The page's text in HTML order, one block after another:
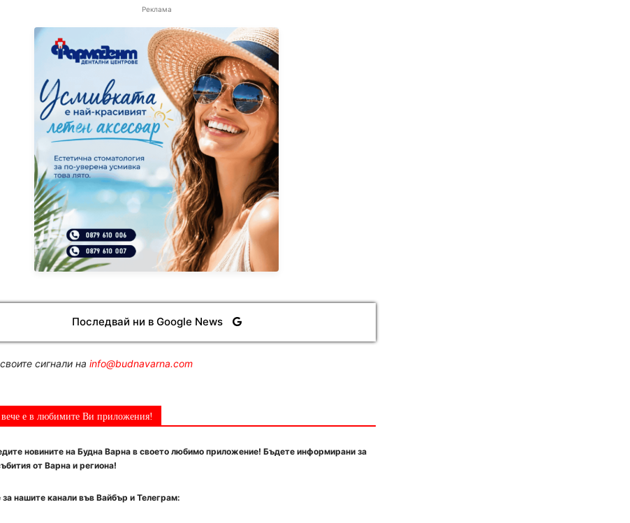
Реклама
Последвай ни в Google News
сигнали на info@budnavarna.com
е в любимите Ви приложения!
новините на Будна Варна в своето любимо приложение! Бъдете информирани за
от Варна и региона!
нашите канали във Вайбър и Телеграм: